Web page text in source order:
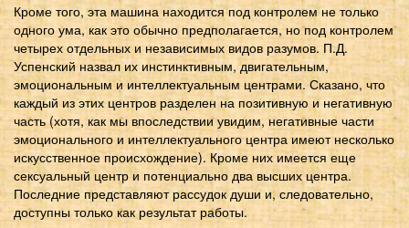
Кроме того, эта машина находится под контролем не только
одного ума, как это обычно предполагается, но под контролем
четырех отдельных и независимых видов разумов. П.Д.
Успенский назвал их инстинктивным, двигательным,
эмоциональным и интеллектуальным центрами. Сказано, что
каждый из этих центров разделен на позитивную и негативную
часть (хотя, как мы впоследствии увидим, негативные части
эмоционального и интеллектуального центра имеют несколько
искусственное происхождение). Кроме них имеется еще
сексуальный центр и потенциально два высших центра.
Последние представляют рассудок души и, следовательно,
доступны только как результат работы.